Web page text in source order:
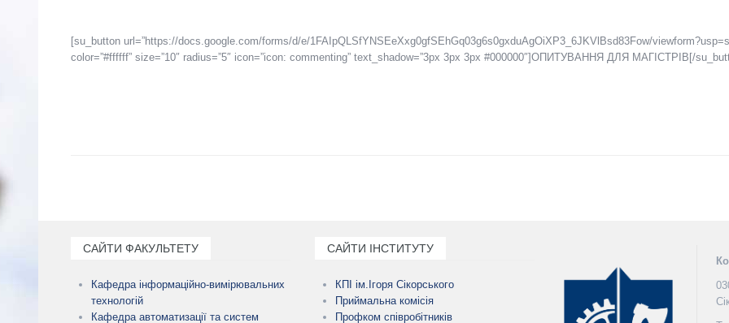
[su_button url=”https://docs.google.com/forms/d/e/1FAIpQLSfYNSEeXxg0gfSEhGq03g6s0gxduAgOiXP3_6JKVlBsd83Fow/
color=”#ffffff” size=”10″ radius=”5″ icon=”icon: commenting” text_shadow=”3px 3px 3px #000000″]ОПИТУВАННЯ ДЛЯ МАГІСТРІВ[/
САЙТИ ФАКУЛЬТЕТУ
Кафедра інформаційно-вимірювальних
технологій
Кафедра автоматизації та систем
САЙТИ ІНСТИТУТУ
КПІ ім.Ігоря Сікорського
Приймальна комісія
Профком співробітників